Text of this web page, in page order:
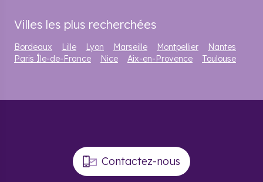
Villes les plus recherchées
Bordeaux Lille Lyon Marseille Montpellier
Nantes
Paris Île-de-France
Nice Aix-en-Provence Toulouse
Contactez-nous